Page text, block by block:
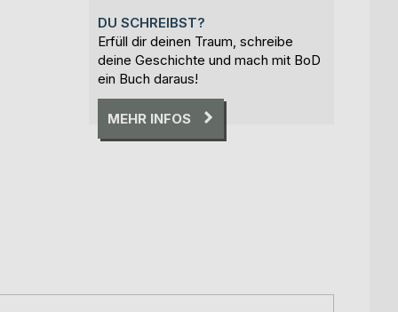
DU SCHREIBST?
Erfüll dir deinen Traum, schreibe
deine Geschichte und mach mit BoD
ein Buch daraus!
MEHR INFOS